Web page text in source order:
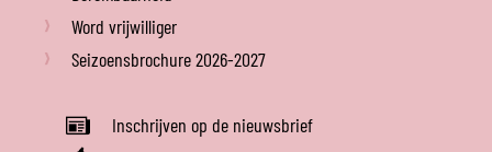
Word vrijwilliger
Seizoensbrochure 2026-2027
Inschrijven op de nieuwsbrief